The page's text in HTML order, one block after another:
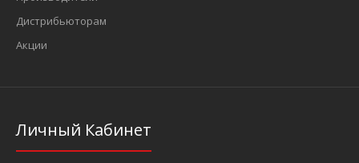
Дистрибьюторам
Акции
Личный Кабинет